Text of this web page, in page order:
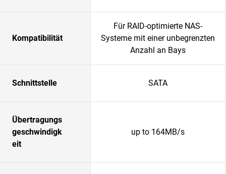
Kompatibilität
Für RAID-optimierte NAS-
Systeme mit einer unbegrenzten
Anzahl an Bays
Schnittstelle SATA
Übertragungs
geschwindigk
eit
up to 164MB/s